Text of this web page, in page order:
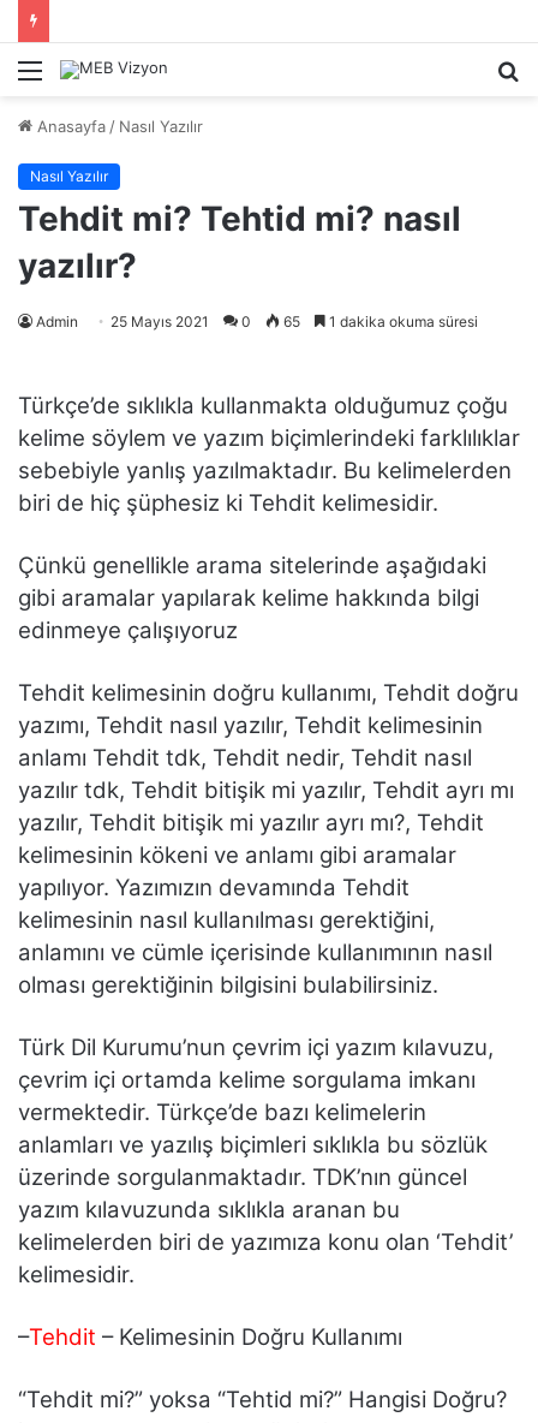
Menü
Anasayfa / Nasıl Yazılır
Nasıl Yazılır
Tehdit mi? Tehtid mi? nasıl
yazılır?
Admin 25 Mayıs 2021 0 65 1 dakika okuma süresi
Türkçe’de sıklıkla kullanmakta olduğumuz çoğu
kelime söylem ve yazım biçimlerindeki farklılıklar
sebebiyle yanlış yazılmaktadır. Bu kelimelerden
biri de hiç şüphesiz ki Tehdit kelimesidir.
Çünkü genellikle arama sitelerinde aşağıdaki
gibi aramalar yapılarak kelime hakkında bilgi
edinmeye çalışıyoruz
Tehdit kelimesinin doğru kullanımı, Tehdit doğru
yazımı, Tehdit nasıl yazılır, Tehdit kelimesinin
anlamı Tehdit tdk, Tehdit nedir, Tehdit nasıl
yazılır tdk, Tehdit bitişik mi yazılır, Tehdit ayrı mı
yazılır, Tehdit bitişik mi yazılır ayrı mı?, Tehdit
kelimesinin kökeni ve anlamı gibi aramalar
yapılıyor. Yazımızın devamında Tehdit
kelimesinin nasıl kullanılması gerektiğini,
anlamını ve cümle içerisinde kullanımının nasıl
olması gerektiğinin bilgisini bulabilirsiniz.
Türk Dil Kurumu’nun çevrim içi yazım kılavuzu,
çevrim içi ortamda kelime sorgulama imkanı
vermektedir. Türkçe’de bazı kelimelerin
anlamları ve yazılış biçimleri sıklıkla bu sözlük
üzerinde sorgulanmaktadır. TDK’nın güncel
yazım kılavuzunda sıklıkla aranan bu
kelimelerden biri de yazımıza konu olan ‘Tehdit’
kelimesidir.
–Tehdit – Kelimesinin Doğru Kullanımı
“Tehdit mi?” yoksa “Tehtid mi?” Hangisi Doğru?